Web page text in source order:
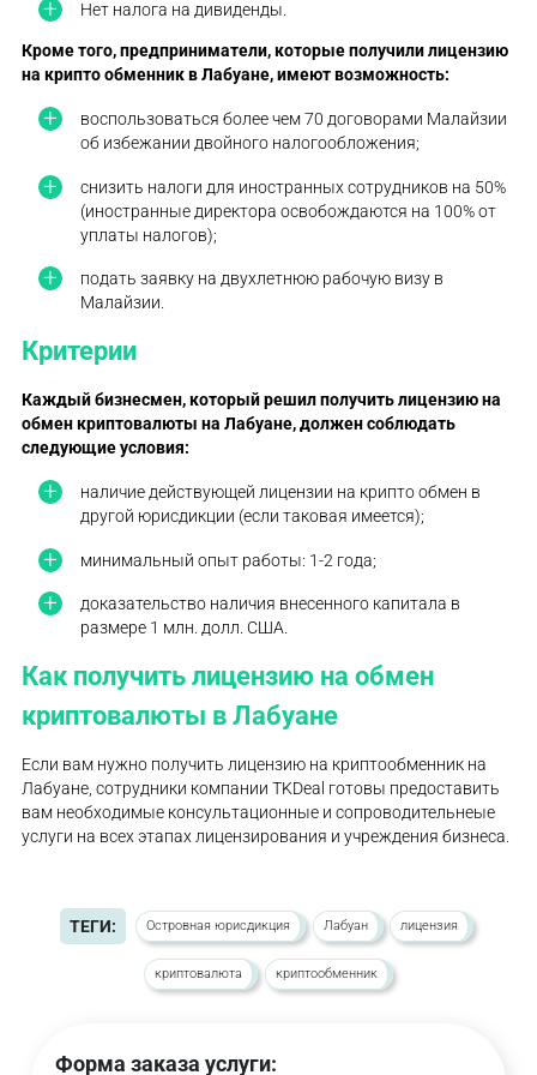
Нет налога на дивиденды.
Кроме того, предприниматели, которые получили лицензию
на крипто обменник в Лабуане, имеют возможность:
воспользоваться более чем 70 договорами Малайзии
об избежании двойного налогообложения;
снизить налоги для иностранных сотрудников на 50%
(иностранные директора освобождаются на 100% от
уплаты налогов);
подать заявку на двухлетнюю рабочую визу в
Малайзии.
Критерии
Каждый бизнесмен, который решил получить лицензию на
обмен криптовалюты на Лабуане, должен соблюдать
следующие условия:
наличие действующей лицензии на крипто обмен в
другой юрисдикции (если таковая имеется);
минимальный опыт работы: 1-2 года;
доказательство наличия внесенного капитала в
размере 1 млн. долл. США.
Как получить лицензию на обмен
криптовалюты в Лабуане
Если вам нужно получить лицензию на криптообменник на
Лабуане, сотрудники компании TKDeal готовы предоставить
вам необходимые консультационные и сопроводительнеые
услуги на всех этапах лицензирования и учреждения бизнеса.
ТЕГИ: Островная юрисдикция Лабуан лицензия
криптовалюта криптообменник
Форма заказа услуги: